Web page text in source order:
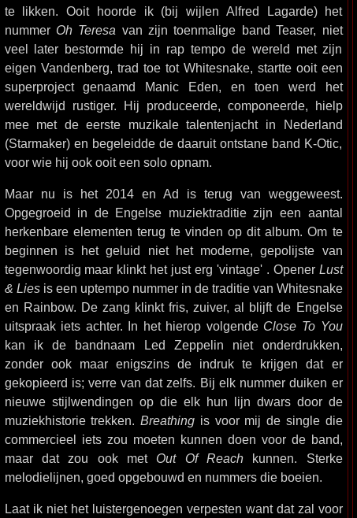
te likken. Ooit hoorde ik (bij wijlen Alfred Lagarde) het
nummer Oh Teresa van zijn toenmalige band Teaser, niet
veel later bestormde hij in rap tempo de wereld met zijn
eigen Vandenberg, trad toe tot Whitesnake, startte ooit een
superproject genaamd Manic Eden, en toen werd het
wereldwijd rustiger. Hij produceerde, componeerde, hielp
mee met de eerste muzikale talentenjacht in Nederland
(Starmaker) en begeleidde de daaruit ontstane band K-Otic,
voor wie hij ook ooit een solo opnam.
Maar nu is het 2014 en Ad is terug van weggeweest.
Opgegroeid in de Engelse muziektraditie zijn een aantal
herkenbare elementen terug te vinden op dit album. Om te
beginnen is het geluid niet het moderne, gepolijste van
tegenwoordig maar klinkt het just erg 'vintage' . Opener Lust
& Liesis een uptempo nummer in de traditie van Whitesnake
en Rainbow. De zang klinkt fris, zuiver, al blijft de Engelse
uitspraak iets achter. In het hierop volgende Close To You
kan ik de bandnaam Led Zeppelin niet onderdrukken,
zonder ook maar enigszins de indruk te krijgen dat er
gekopieerd is; verre van dat zelfs. Bij elk nummer duiken er
nieuwe stijlwendingen op die elk hun lijn dwars door de
muziekhistorie trekken. Breathing is voor mij de single die
commercieel iets zou moeten kunnen doen voor de band,
maar dat zou ook met Out Of Reachkunnen. Sterke
melodielijnen, goed opgebouwd en nummers die boeien.
Laat ik niet het luistergenoegen verpesten want dat zal voor